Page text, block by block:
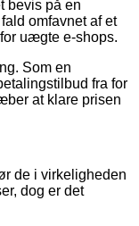
bevis på en
omfavnet af et
uægte e-shops.
Som en
fra for
at klare prisen
de i virkeligheden
dog er det